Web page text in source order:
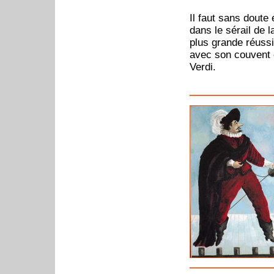
Il faut sans doute
dans le sérail de
plus grande
avec son couvent
Verdi.